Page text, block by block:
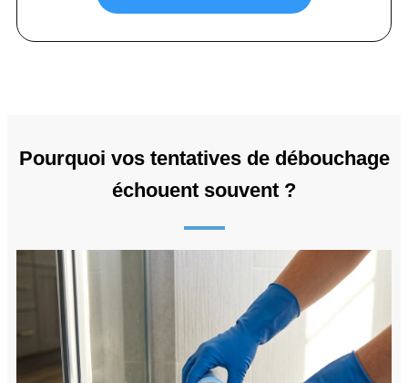
Pourquoi vos tentatives de débouchage
échouent souvent ?